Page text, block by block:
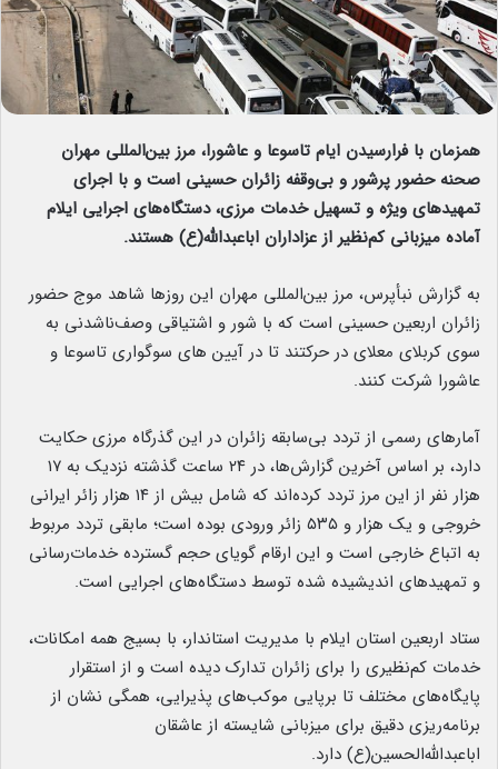
همزمان با فرارسیدن ایام تاسوعا و عاشورا، مرز بین‌المللی مهران
صحنه حضور پرشور و بی‌وقفه زائران حسینی است و با اجرای
تمهیدهای ویژه و تسهیل خدمات مرزی، دستگاه‌های اجرایی ایلام
آماده میزبانی کم‌نظیر از عزاداران اباعبدالله(ع) هستند.
به گزارش نبأپرس، مرز بین‌المللی مهران این روزها شاهد موج حضور
زائران اربعین حسینی است که با شور و اشتیاقی وصف‌ناشدنی به
سوی کربلای معلای در حرکتند تا در آیین های سوگواری تاسوعا و
عاشورا شرکت کنند.
آمارهای رسمی از تردد بی‌سابقه زائران در این گذرگاه مرزی حکایت
دارد، بر اساس آخرین گزارش‌ها، در ۲۴ ساعت گذشته نزدیک به ۱۷
هزار نفر از این مرز تردد کرده‌اند که شامل بیش از ۱۴ هزار زائر ایرانی
خروجی و یک هزار و ۵۳۵ زائر ورودی بوده است؛ مابقی تردد مربوط
به اتباع خارجی است و این ارقام گویای حجم گسترده خدمات‌رسانی
و تمهیدهای اندیشیده‌ شده توسط دستگاه‌های اجرایی است.
ستاد اربعین استان ایلام با مدیریت استاندار، با بسیج همه امکانات،
خدمات کم‌نظیری را برای زائران تدارک دیده است و از استقرار
پایگاه‌های مختلف تا برپایی موکب‌های پذیرایی، همگی نشان از
برنامه‌ریزی دقیق برای میزبانی شایسته از عاشقان
اباعبدالله‌الحسین(ع) دارد.